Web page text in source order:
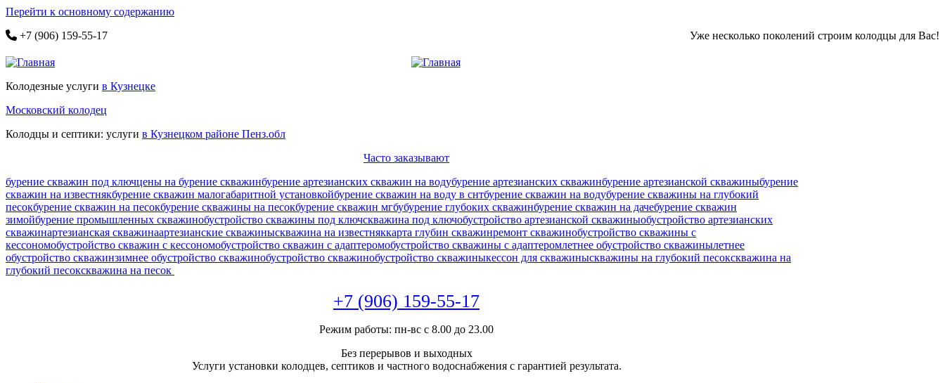
Перейти к основному содержанию
+7 (906) 159-55-17
Уже несколько поколений строим колодцы для Вас!
Колодезные услуги в Кузнецке
Московский колодец
Колодцы и септики: услуги в Кузнецком районе Пенз.обл
Часто заказывают
бурение скважин под ключцены на бурение скважинбурение артезианских скважин на водубурение артезианских скважинбурение артезианской скважиныбурение
скважин на известнякбурение скважин малогабаритной установкойбурение скважин на воду в снтбурение скважин на водубурение скважины на глубокий
песокбурение скважин на песокбурение скважины на песокбурение скважин мгбубурение глубоких скважинбурение скважин на дачебурение скважин
зимойбурение промышленных скважинобустройство скважины под ключскважина под ключобустройство артезианской скважиныобустройство артезианских
скважинартезианская скважинаартезианские скважиныскважина на известняккарта глубин скважинремонт скважинобустройство скважины с
кессономобустройство скважин с кессономобустройство скважин с адаптеромобустройство скважины с адаптеромлетнее обустройство скважинылетнее
обустройство скважинзимнее обустройство скважинобустройство скважинобустройство скважиныкессон для скважиныскважины на глубокий песокскважина на
глубокий песокскважина на песок
+7 (906) 159-55-17
Режим работы: пн-вс с 8.00 до 23.00
Без перерывов и выходных
Услуги установки колодцев, септиков и частного водоснабжения с гарантией результата.